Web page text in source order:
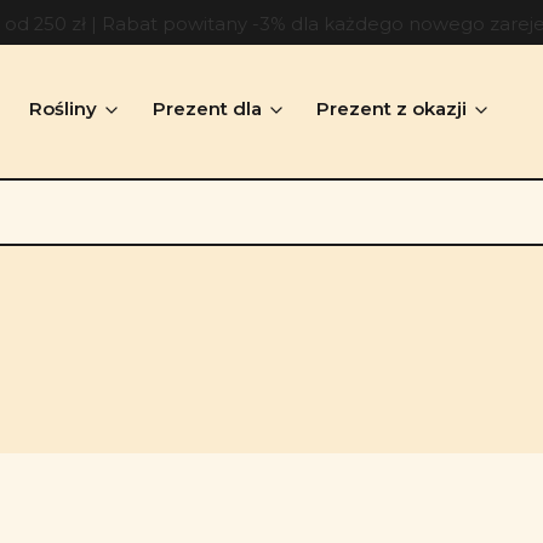
250 zł | Rabat powitany -3% dla każdego nowego
Rośliny Prezent dla Prezent z okazji